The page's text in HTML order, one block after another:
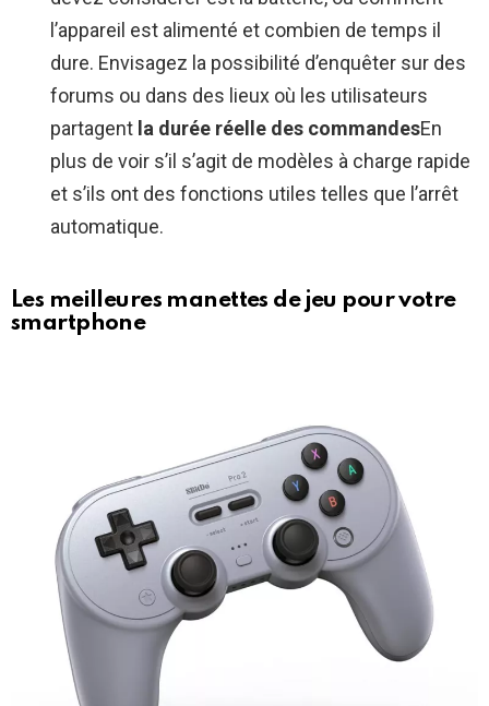
l’appareil est alimenté et combien de temps il
dure. Envisagez la possibilité d’enquêter sur des
forums ou dans des lieux où les utilisateurs
partagent la durée réelle des commandesEn
plus de voir s’il s’agit de modèles à charge rapide
et s’ils ont des fonctions utiles telles que l’arrêt
automatique.
Les meilleures manettes de jeu pour votre
smartphone